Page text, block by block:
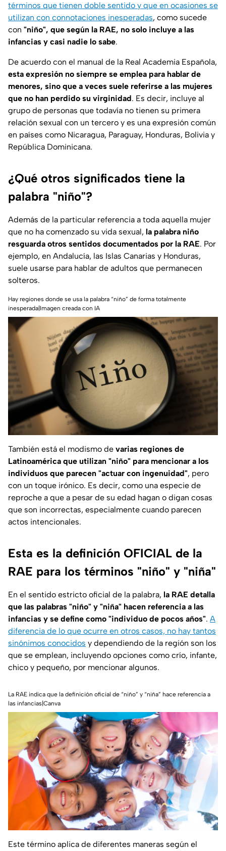
términos que tienen doble sentido y que en ocasiones se
utilizan con connotaciones inesperadas, como sucede
con "niño", que según la RAE, no solo incluye a las
infancias y casi nadie lo sabe.
De acuerdo con el manual de la Real Academia Española,
esta expresión no siempre se emplea para hablar de
menores, sino que a veces suele referirse a las mujeres
que no han perdido su virginidad. Es decir, incluye al
grupo de personas que todavía no tienen su primera
relación sexual con un tercero y es una expresión común
en países como Nicaragua, Paraguay, Honduras, Bolivia y
República Dominicana.
¿Qué otros significados tiene la
palabra "niño"?
Además de la particular referencia a toda aquella mujer
que no ha comenzado su vida sexual, la palabra niño
resguarda otros sentidos documentados por la RAE. Por
ejemplo, en Andalucía, las Islas Canarias y Honduras,
suele usarse para hablar de adultos que permanecen
solteros.
Hay regiones donde se usa la palabra “niño” de forma totalmente
inesperada|Imagen creada con IA
También está el modismo de varias regiones de
Latinoamérica que utilizan "niño" para mencionar a los
individuos que parecen "actuar con ingenuidad", pero
con un toque irónico. Es decir, como una especie de
reproche a que a pesar de su edad hagan o digan cosas
que son incorrectas, especialmente cuando parecen
actos intencionales.
Esta es la definición OFICIAL de la
RAE para los términos "niño" y "niña"
En el sentido estricto oficial de la palabra, la RAE detalla
que las palabras "niño" y "niña" hacen referencia a las
infancias y se define como "individuo de pocos años". A
diferencia de lo que ocurre en otros casos, no hay tantos
sinónimos conocidos y dependiendo de la región son los
que se emplean, incluyendo opciones como crío, infante,
chico y pequeño, por mencionar algunos.
La RAE indica que la definición oficial de “niño” y “niña” hace referencia a
las infancias|Canva
Este término aplica de diferentes maneras según el